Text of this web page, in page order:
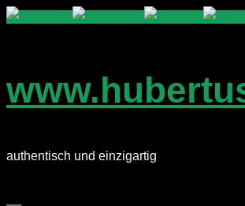
Zum
authentisch und einzigartig